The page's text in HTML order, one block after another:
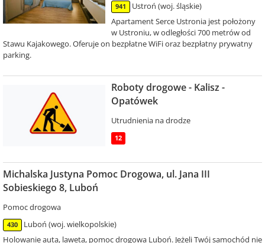
941
Ustroń (woj. śląskie)
Apartament Serce Ustronia jest położony
w Ustroniu, w odległości 700 metrów od
Stawu Kajakowego. Oferuje on bezpłatne WiFi oraz bezpłatny prywatny
parking.
Roboty drogowe - Kalisz -
Opatówek
Utrudnienia na drodze
12
Michalska Justyna Pomoc Drogowa, ul. Jana III
Sobieskiego 8, Luboń
Pomoc drogowa
430
Luboń (woj. wielkopolskie)
Holowanie auta, laweta, pomoc drogowa Luboń. Jeżeli Twój samochód nie